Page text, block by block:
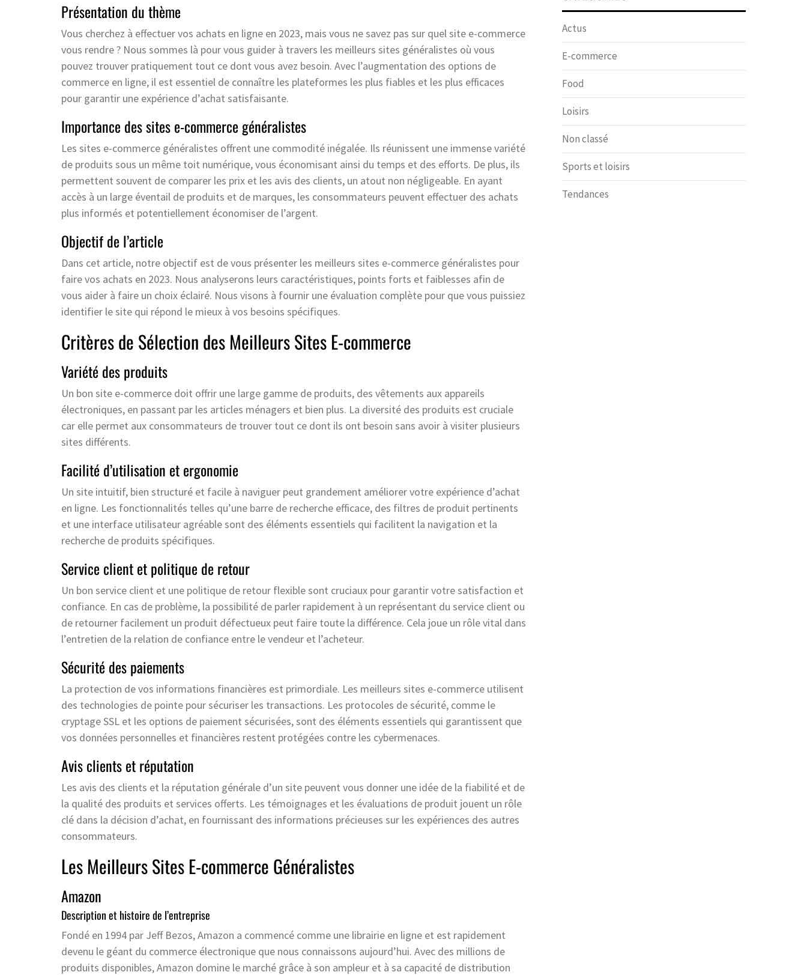
Présentation du thème
Vous cherchez à effectuer vos achats en ligne en 2023, mais vous ne savez pas sur quel site e-commerce
vous rendre ? Nous sommes là pour vous guider à travers les meilleurs sites généralistes où vous
pouvez trouver pratiquement tout ce dont vous avez besoin. Avec l’augmentation des options de
commerce en ligne, il est essentiel de connaître les plateformes les plus fiables et les plus efficaces
pour garantir une expérience d’achat satisfaisante.
Importance des sites e-commerce généralistes
Les sites e-commerce généralistes offrent une commodité inégalée. Ils réunissent une immense variété
de produits sous un même toit numérique, vous économisant ainsi du temps et des efforts. De plus, ils
permettent souvent de comparer les prix et les avis des clients, un atout non négligeable. En ayant
accès à un large éventail de produits et de marques, les consommateurs peuvent effectuer des achats
plus informés et potentiellement économiser de l’argent.
Objectif de l’article
Dans cet article, notre objectif est de vous présenter les meilleurs sites e-commerce généralistes pour
faire vos achats en 2023. Nous analyserons leurs caractéristiques, points forts et faiblesses afin de
vous aider à faire un choix éclairé. Nous visons à fournir une évaluation complète pour que vous puissiez
identifier le site qui répond le mieux à vos besoins spécifiques.
Critères de Sélection des Meilleurs Sites E-commerce
Variété des produits
Un bon site e-commerce doit offrir une large gamme de produits, des vêtements aux appareils
électroniques, en passant par les articles ménagers et bien plus. La diversité des produits est cruciale
car elle permet aux consommateurs de trouver tout ce dont ils ont besoin sans avoir à visiter plusieurs
sites différents.
Facilité d’utilisation et ergonomie
Un site intuitif, bien structuré et facile à naviguer peut grandement améliorer votre expérience d’achat
en ligne. Les fonctionnalités telles qu’une barre de recherche efficace, des filtres de produit pertinents
et une interface utilisateur agréable sont des éléments essentiels qui facilitent la navigation et la
recherche de produits spécifiques.
Service client et politique de retour
Un bon service client et une politique de retour flexible sont cruciaux pour garantir votre satisfaction et
confiance. En cas de problème, la possibilité de parler rapidement à un représentant du service client ou
de retourner facilement un produit défectueux peut faire toute la différence. Cela joue un rôle vital dans
l’entretien de la relation de confiance entre le vendeur et l’acheteur.
Sécurité des paiements
La protection de vos informations financières est primordiale. Les meilleurs sites e-commerce utilisent
des technologies de pointe pour sécuriser les transactions. Les protocoles de sécurité, comme le
cryptage SSL et les options de paiement sécurisées, sont des éléments essentiels qui garantissent que
vos données personnelles et financières restent protégées contre les cybermenaces.
Avis clients et réputation
Les avis des clients et la réputation générale d’un site peuvent vous donner une idée de la fiabilité et de
la qualité des produits et services offerts. Les témoignages et les évaluations de produit jouent un rôle
clé dans la décision d’achat, en fournissant des informations précieuses sur les expériences des autres
consommateurs.
Les Meilleurs Sites E-commerce Généralistes
Amazon
Description et histoire de l’entreprise
Fondé en 1994 par Jeff Bezos, Amazon a commencé comme une librairie en ligne et est rapidement
devenu le géant du commerce électronique que nous connaissons aujourd’hui. Avec des millions de
produits disponibles, Amazon domine le marché grâce à son ampleur et à sa capacité de distribution
Actus
E-commerce
Food
Loisirs
Non classé
Sports et loisirs
Tendances